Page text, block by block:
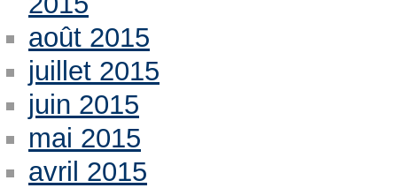
août 2015
juillet 2015
juin 2015
mai 2015
avril 2015